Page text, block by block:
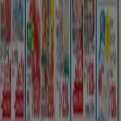
エスト
あります
ック
ードバック